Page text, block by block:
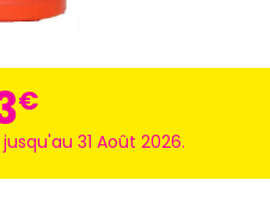
€
jusqu'au 31 Août 2026.